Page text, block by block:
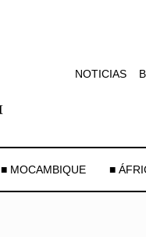
NOTICIAS
■ MOCAMBIQUE ■